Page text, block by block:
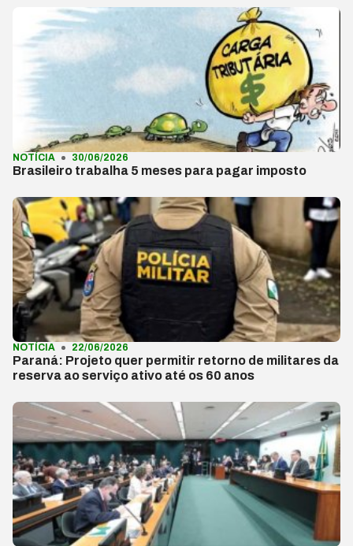
NOTÍCIA 30/06/2026
Brasileiro trabalha 5 meses para pagar imposto
NOTÍCIA 22/06/2026
Paraná: Projeto quer permitir retorno de militares da
reserva ao serviço ativo até os 60 anos